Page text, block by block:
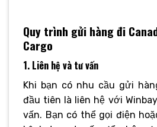
Quy trình gửi hàng đi
Cargo
1. Liên hệ và tư vấn
Khi bạn có nhu cầu gửi
đầu tiên là liên hệ với
vấn. Bạn có thể gọi điện